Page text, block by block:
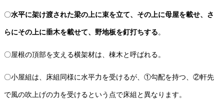
〇水平に架け渡された梁の上に束を立て、その上に母屋を載せ、さ
らにその上に垂木を載せて、野地板を釘打ちする。
〇屋根の頂部を支える横架材は、棟木と呼ばれる。
〇小屋組は、床組同様に水平力を受けるが、①勾配を持つ、②軒先
で風の吹上げの力を受けるという点で床組と異なります。